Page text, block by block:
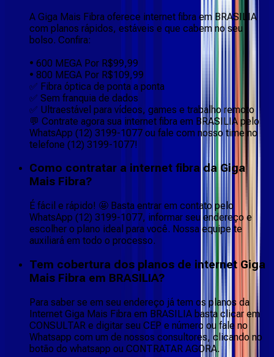
A Giga Mais Fibra oferece internet fibra em BRASILIA
com planos rápidos, estáveis e que cabem no seu
bolso. Confira:
• 600 MEGA Por R$99,99
• 800 MEGA Por R$109,99
✅ Fibra óptica de ponta a ponta
✅ Sem franquia de dados
✅ Ultraestável para vídeos, games e trabalho remoto
💬 Contrate agora sua internet fibra em BRASILIA pelo
WhatsApp (12) 3199-1077 ou fale com nosso time no
telefone (12) 3199-1077!
Como contratar a internet fibra da Giga
Mais Fibra?
É fácil e rápido! 🤩 Basta entrar em contato pelo
WhatsApp (12) 3199-1077, informar seu endereço e
escolher o plano ideal para você. Nossa equipe te
auxiliará em todo o processo.
Tem cobertura dos planos de internet Giga
Mais Fibra em BRASILIA?
Para saber se em seu endereço já tem os planos da
Internet Giga Mais Fibra em BRASILIA basta clicar em
CONSULTAR e digitar seu CEP e número ou fale no
Whatsapp com um de nossos consultores, clicando no
botão do whatsapp ou CONTRATAR AGORA.